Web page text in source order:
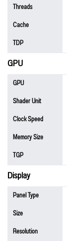
Threads
Cache
TDP
GPU
GPU
Shader Unit
Clock Speed
Memory Size
TGP
Display
Panel Type
Size
Resolution